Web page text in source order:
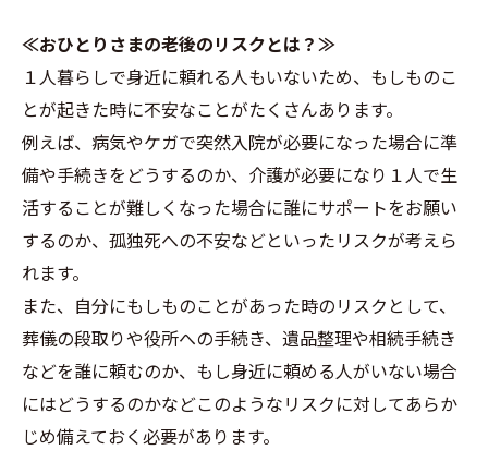
≪おひとりさまの老後のリスクとは？≫
１人暮らしで身近に頼れる人もいないため、もしものこ
とが起きた時に不安なことがたくさんあります。
例えば、病気やケガで突然入院が必要になった場合に準
備や手続きをどうするのか、介護が必要になり１人で生
活することが難しくなった場合に誰にサポートをお願い
するのか、孤独死への不安などといったリスクが考えら
れます。
また、自分にもしものことがあった時のリスクとして、
葬儀の段取りや役所への手続き、遺品整理や相続手続き
などを誰に頼むのか、もし身近に頼める人がいない場合
にはどうするのかなどこのようなリスクに対してあらか
じめ備えておく必要があります。